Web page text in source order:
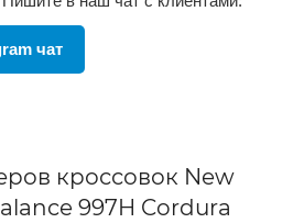
чат
кроссовок New
997H Cordura